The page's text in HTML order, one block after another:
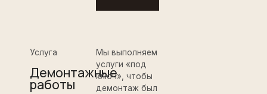
Услуга
Демонтажные
работы
Мы выполняем
услуги «под
ключ», чтобы
демонтаж был